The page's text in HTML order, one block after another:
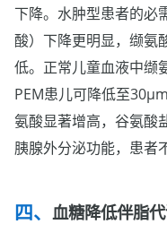
下降。水肿型患者的必
酸）下降更明显，缬氨
低。正常儿童血液中缬
PEM患儿可降低至
氨酸显著增高，谷氨酸
胰腺外分泌功能，患者
血糖降低伴脂